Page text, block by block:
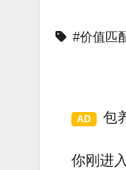
#价值匹
AD 包
你刚进